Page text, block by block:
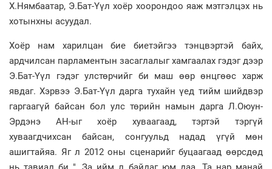
Х.Нямбаатар, Э.Бат-Үүл хоёр хоорондоо яаж мэтгэлцэх нь
хотынхны асуудал.
Хоёр нам харилцан бие биетэйгээ тэнцвэртэй байх,
ардчилсан парламентын засаглалыг хамгаалах гэдэг дээр
Э.Бат-Үүл гэдэг улстөрчийг би маш өөр өнцгөөс харж
явдаг. Хэрвээ Э.Бат-Үүл дарга тухайн үед тийм шийдвэр
гаргаагүй байсан бол улс төрийн намын дарга Л.Оюун-
Эрдэнэ АН-ыг хоёр хуваагаад, тэртэй тэргүй
хуваагдчихсан байсан, сонгуульд надад үгүй мөн
ашигтайяа. Яг л 2012 оны сценарийг буцаагаад өөрсдөд